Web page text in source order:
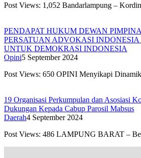
Post Views: 1,052 Bandarlampung –
PENDAPAT HUKUM DEWAN
PERSATUAN ADVOKASI INDONESIA
UNTUK DEMOKRASI INDONESIA
Opini5 September 2024
Post Views: 650 OPINI Menyikapi
19 Organisasi Perkumpulan dan Asosiasi
Dukungan Kepada Cabup Parosil Mabsus
Daerah4 September 2024
Post Views: 486 LAMPUNG BARAT –